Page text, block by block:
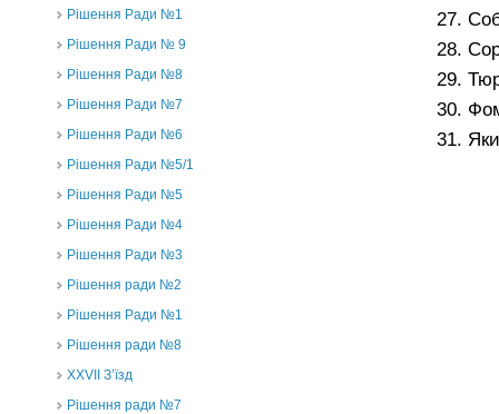
Рішення Ради №1
Рішення Ради № 9
Рішення Ради №8
Рішення Ради №7
Рішення Ради №6
Рішення Ради №5/1
Рішення Ради №5
Рішення Ради №4
Рішення Ради №3
Рішення ради №2
Рішення Ради №1
Рішення ради №8
ХХVII З’їзд
Рішення ради №7